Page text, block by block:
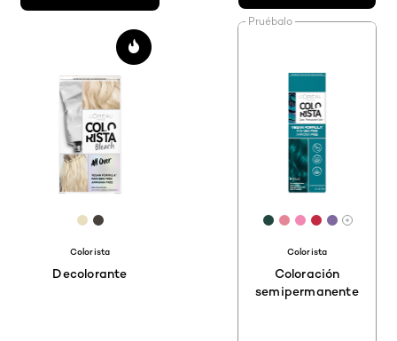
[Color]: #E8DFC1
[Color]: #48413B
Colorista
Decolorante
Pruébalo
[Color]: #234740
[Color]:
[Color]:
[Color]:
[Color]:
Hay
Colorista
Coloración
semipermanente